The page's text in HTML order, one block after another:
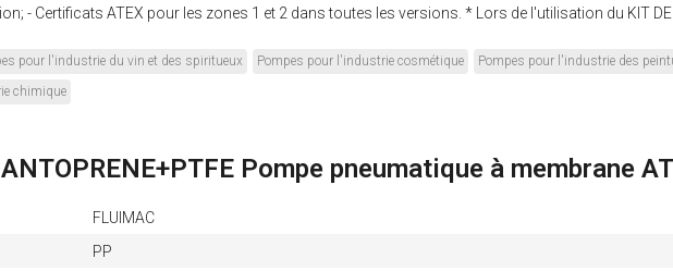
- Certificats ATEX pour les zones 1 et 2 dans toutes les versions. * Lors de l'utilisation du KIT DE
pour l'industrie du vin et des spiritueux Pompes pour l'industrie cosmétique
Pompes pour l'industrie des
chimique
Pompe pneumatique à membrane
FLUIMAC
PP